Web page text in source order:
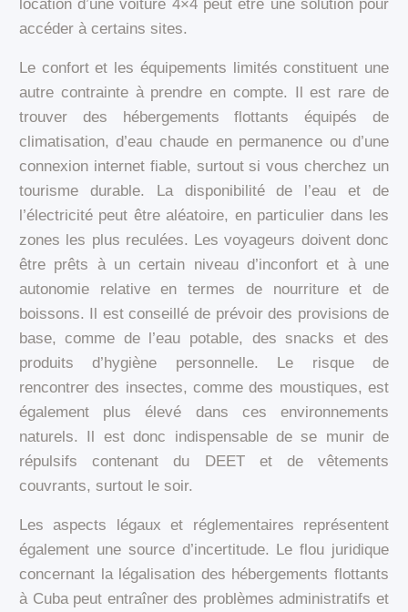
location d’une voiture 4×4 peut être une solution pour
accéder à certains sites.
Le confort et les équipements limités constituent une
autre contrainte à prendre en compte. Il est rare de
trouver des hébergements flottants équipés de
climatisation, d’eau chaude en permanence ou d’une
connexion internet fiable, surtout si vous cherchez un
tourisme durable. La disponibilité de l’eau et de
l’électricité peut être aléatoire, en particulier dans les
zones les plus reculées. Les voyageurs doivent donc
être prêts à un certain niveau d’inconfort et à une
autonomie relative en termes de nourriture et de
boissons. Il est conseillé de prévoir des provisions de
base, comme de l’eau potable, des snacks et des
produits d’hygiène personnelle. Le risque de
rencontrer des insectes, comme des moustiques, est
également plus élevé dans ces environnements
naturels. Il est donc indispensable de se munir de
répulsifs contenant du DEET et de vêtements
couvrants, surtout le soir.
Les aspects légaux et réglementaires représentent
également une source d’incertitude. Le flou juridique
concernant la légalisation des hébergements flottants
à Cuba peut entraîner des problèmes administratifs et